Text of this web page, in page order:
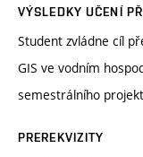
VÝSLEDKY UČENÍ
Student zvládne cíl
GIS ve vodním
semestrálního
PREREKVIZITY